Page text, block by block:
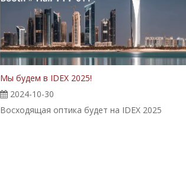
Мы будем в IDEX 2025!
2024-10-30
Восходящая оптика будет на IDEX 2025